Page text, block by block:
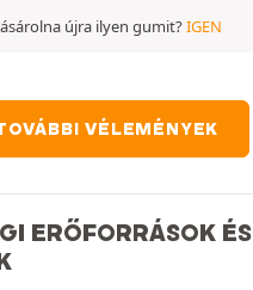
újra ilyen gumit?IGEN
VÉLEMÉNYEK
ERŐFORRÁSOK ÉS